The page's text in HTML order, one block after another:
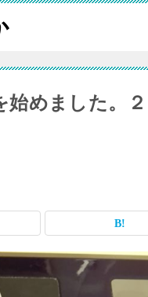
めました。